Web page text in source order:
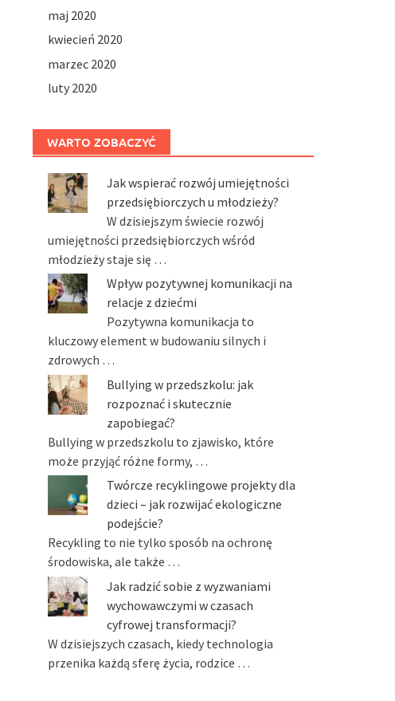
maj 2020
kwiecień 2020
marzec 2020
luty 2020
WARTO ZOBACZYĆ
Jak wspierać rozwój umiejętności
przedsiębiorczych u młodzieży?
W dzisiejszym świecie rozwój
umiejętności przedsiębiorczych wśród
młodzieży staje się …
Wpływ pozytywnej komunikacji na
relacje z dziećmi
Pozytywna komunikacja to
kluczowy element w budowaniu silnych i
zdrowych …
Bullying w przedszkolu: jak
rozpoznać i skutecznie
zapobiegać?
Bullying w przedszkolu to zjawisko, które
może przyjąć różne formy, …
Twórcze recyklingowe projekty dla
dzieci – jak rozwijać ekologiczne
podejście?
Recykling to nie tylko sposób na ochronę
środowiska, ale także …
Jak radzić sobie z wyzwaniami
wychowawczymi w czasach
cyfrowej transformacji?
W dzisiejszych czasach, kiedy technologia
przenika każdą sferę życia, rodzice …